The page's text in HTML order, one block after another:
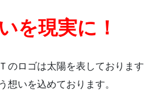
を現実に！
のロゴは太陽を表しておりま
想いを込めております。